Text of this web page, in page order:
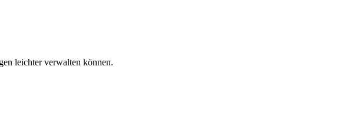
leichter verwalten können.